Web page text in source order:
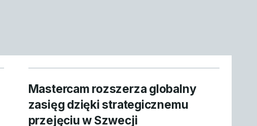
Mastercam rozszerza globalny
zasięg dzięki strategicznemu
przejęciu w Szwecji